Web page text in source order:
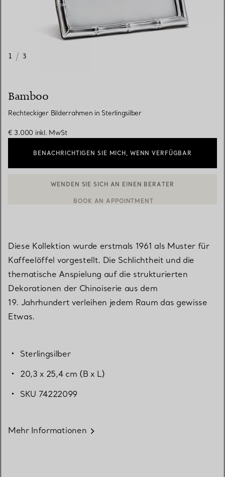
1 / 3
Bamboo
Rechteckiger Bilderrahmen in Sterlingsilber
€ 3.000 inkl. MwSt
BENACHRICHTIGEN SIE MICH, WENN VERFÜGBAR
Diese Kollektion wurde erstmals 1961 als Muster für
Kaffeelöffel vorgestellt. Die Schlichtheit und die
thematische Anspielung auf die strukturierten
Dekorationen der Chinoiserie aus dem
19. Jahrhundert verleihen jedem Raum das gewisse
Etwas.
Sterlingsilber
20,3 x 25,4 cm (B x L)
SKU 74222099
Mehr Informationen